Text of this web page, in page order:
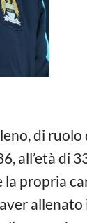
di
all’età di
la propria